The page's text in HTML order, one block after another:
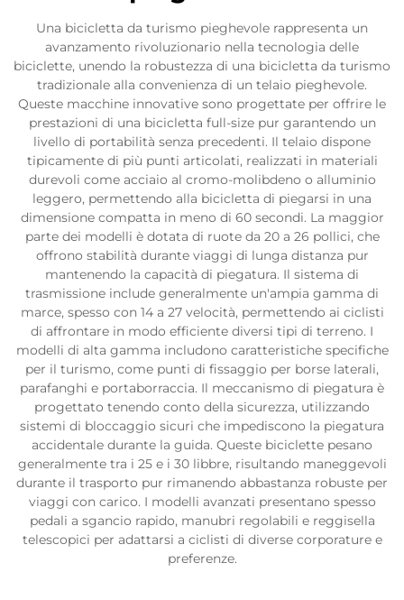
Una bicicletta da turismo pieghevole rappresenta un
avanzamento rivoluzionario nella tecnologia delle
biciclette, unendo la robustezza di una bicicletta da turismo
tradizionale alla convenienza di un telaio pieghevole.
Queste macchine innovative sono progettate per offrire le
prestazioni di una bicicletta full-size pur garantendo un
livello di portabilità senza precedenti. Il telaio dispone
tipicamente di più punti articolati, realizzati in materiali
durevoli come acciaio al cromo-molibdeno o alluminio
leggero, permettendo alla bicicletta di piegarsi in una
dimensione compatta in meno di 60 secondi. La maggior
parte dei modelli è dotata di ruote da 20 a 26 pollici, che
offrono stabilità durante viaggi di lunga distanza pur
mantenendo la capacità di piegatura. Il sistema di
trasmissione include generalmente un'ampia gamma di
marce, spesso con 14 a 27 velocità, permettendo ai ciclisti
di affrontare in modo efficiente diversi tipi di terreno. I
modelli di alta gamma includono caratteristiche specifiche
per il turismo, come punti di fissaggio per borse laterali,
parafanghi e portaborraccia. Il meccanismo di piegatura è
progettato tenendo conto della sicurezza, utilizzando
sistemi di bloccaggio sicuri che impediscono la piegatura
accidentale durante la guida. Queste biciclette pesano
generalmente tra i 25 e i 30 libbre, risultando maneggevoli
durante il trasporto pur rimanendo abbastanza robuste per
viaggi con carico. I modelli avanzati presentano spesso
pedali a sgancio rapido, manubri regolabili e reggisella
telescopici per adattarsi a ciclisti di diverse corporature e
preferenze.